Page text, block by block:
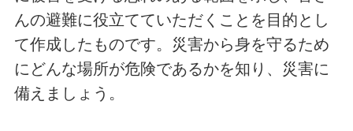
んの避難に役立てていただくことを目的とし
て作成したものです。災害から身を守るため
にどんな場所が危険であるかを知り、災害に
備えましょう。